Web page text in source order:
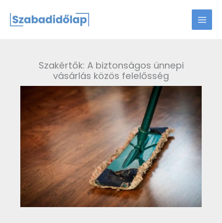
content
Szakértők: A biztonságos ünnepi
vásárlás közös felelősség